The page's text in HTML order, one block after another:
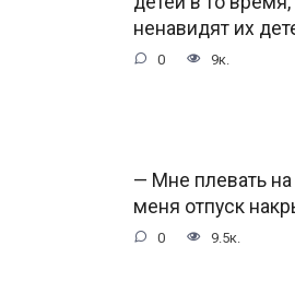
ненавидят их
0 9к.
— Мне плевать на
меня отпуск
0 9.5к.